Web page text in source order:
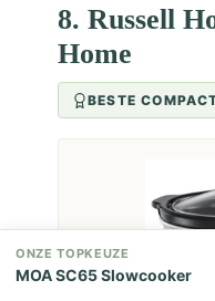
8. Russell
Home
BESTE
ONZE TOPKEUZE
MOA SC65 Slowcooker